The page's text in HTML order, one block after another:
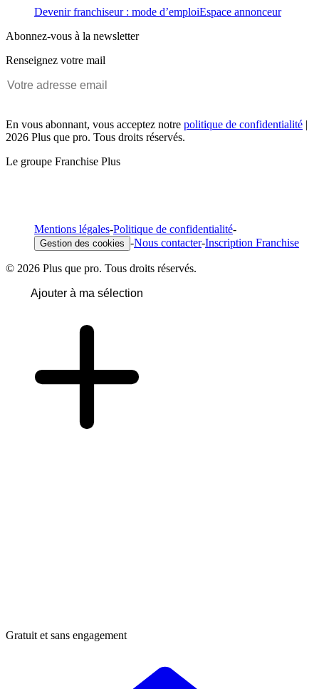
Devenir franchiseur : mode d’emploiEspace annonceur
Abonnez-vous à la newsletter
Renseignez votre mail
En vous abonnant, vous acceptez notre politique de confidentialité |
2026 Plus que pro. Tous droits réservés.
Le groupe Franchise Plus
Mentions légales-Politique de confidentialité-
Gestion des cookies -Nous contacter-Inscription Franchise
© 2026 Plus que pro. Tous droits réservés.
Ajouter à ma sélection
Gratuit et sans engagement